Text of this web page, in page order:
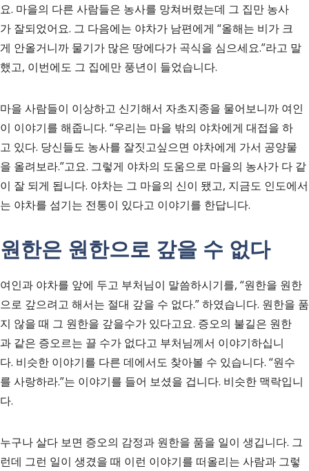
요. 마을의 다른 사람들은 농사를 망쳐버렸는데 그 집만 농사
가 잘되었어요. 그 다음에는 야차가 남편에게 “올해는 비가 크
게 안올거니까 물기가 많은 땅에다가 곡식을 심으세요.”라고 말
했고, 이번에도 그 집에만 풍년이 들었습니다.
마을 사람들이 이상하고 신기해서 자초지종을 물어보니까 여인
이 이야기를 해줍니다. “우리는 마을 밖의 야차에게 대접을 하
고 있다. 당신들도 농사를 잘짓고싶으면 야차에게 가서 공양물
을 올려보라.”고요. 그렇게 야차의 도움으로 마을의 농사가 다 같
이 잘 되게 됩니다. 야차는 그 마을의 신이 됐고, 지금도 인도에서
는 야차를 섬기는 전통이 있다고 이야기를 한답니다.
원한은 원한으로 갚을 수 없다
여인과 야차를 앞에 두고 부처님이 말씀하시기를, “원한을 원한
으로 갚으려고 해서는 절대 갚을 수 없다.” 하였습니다. 원한을 품
지 않을 때 그 원한을 갚을수가 있다고요. 증오의 불길은 원한
과 같은 증오르는 끌 수가 없다고 부처님께서 이야기하십니
다. 비슷한 이야기를 다른 데에서도 찾아볼 수 있습니다. “원수
를 사랑하라.”는 이야기를 들어 보셨을 겁니다. 비슷한 맥락입니
다.
누구나 살다 보면 증오의 감정과 원한을 품을 일이 생깁니다. 그
런데 그런 일이 생겼을 때 이런 이야기를 떠올리는 사람과 그렇